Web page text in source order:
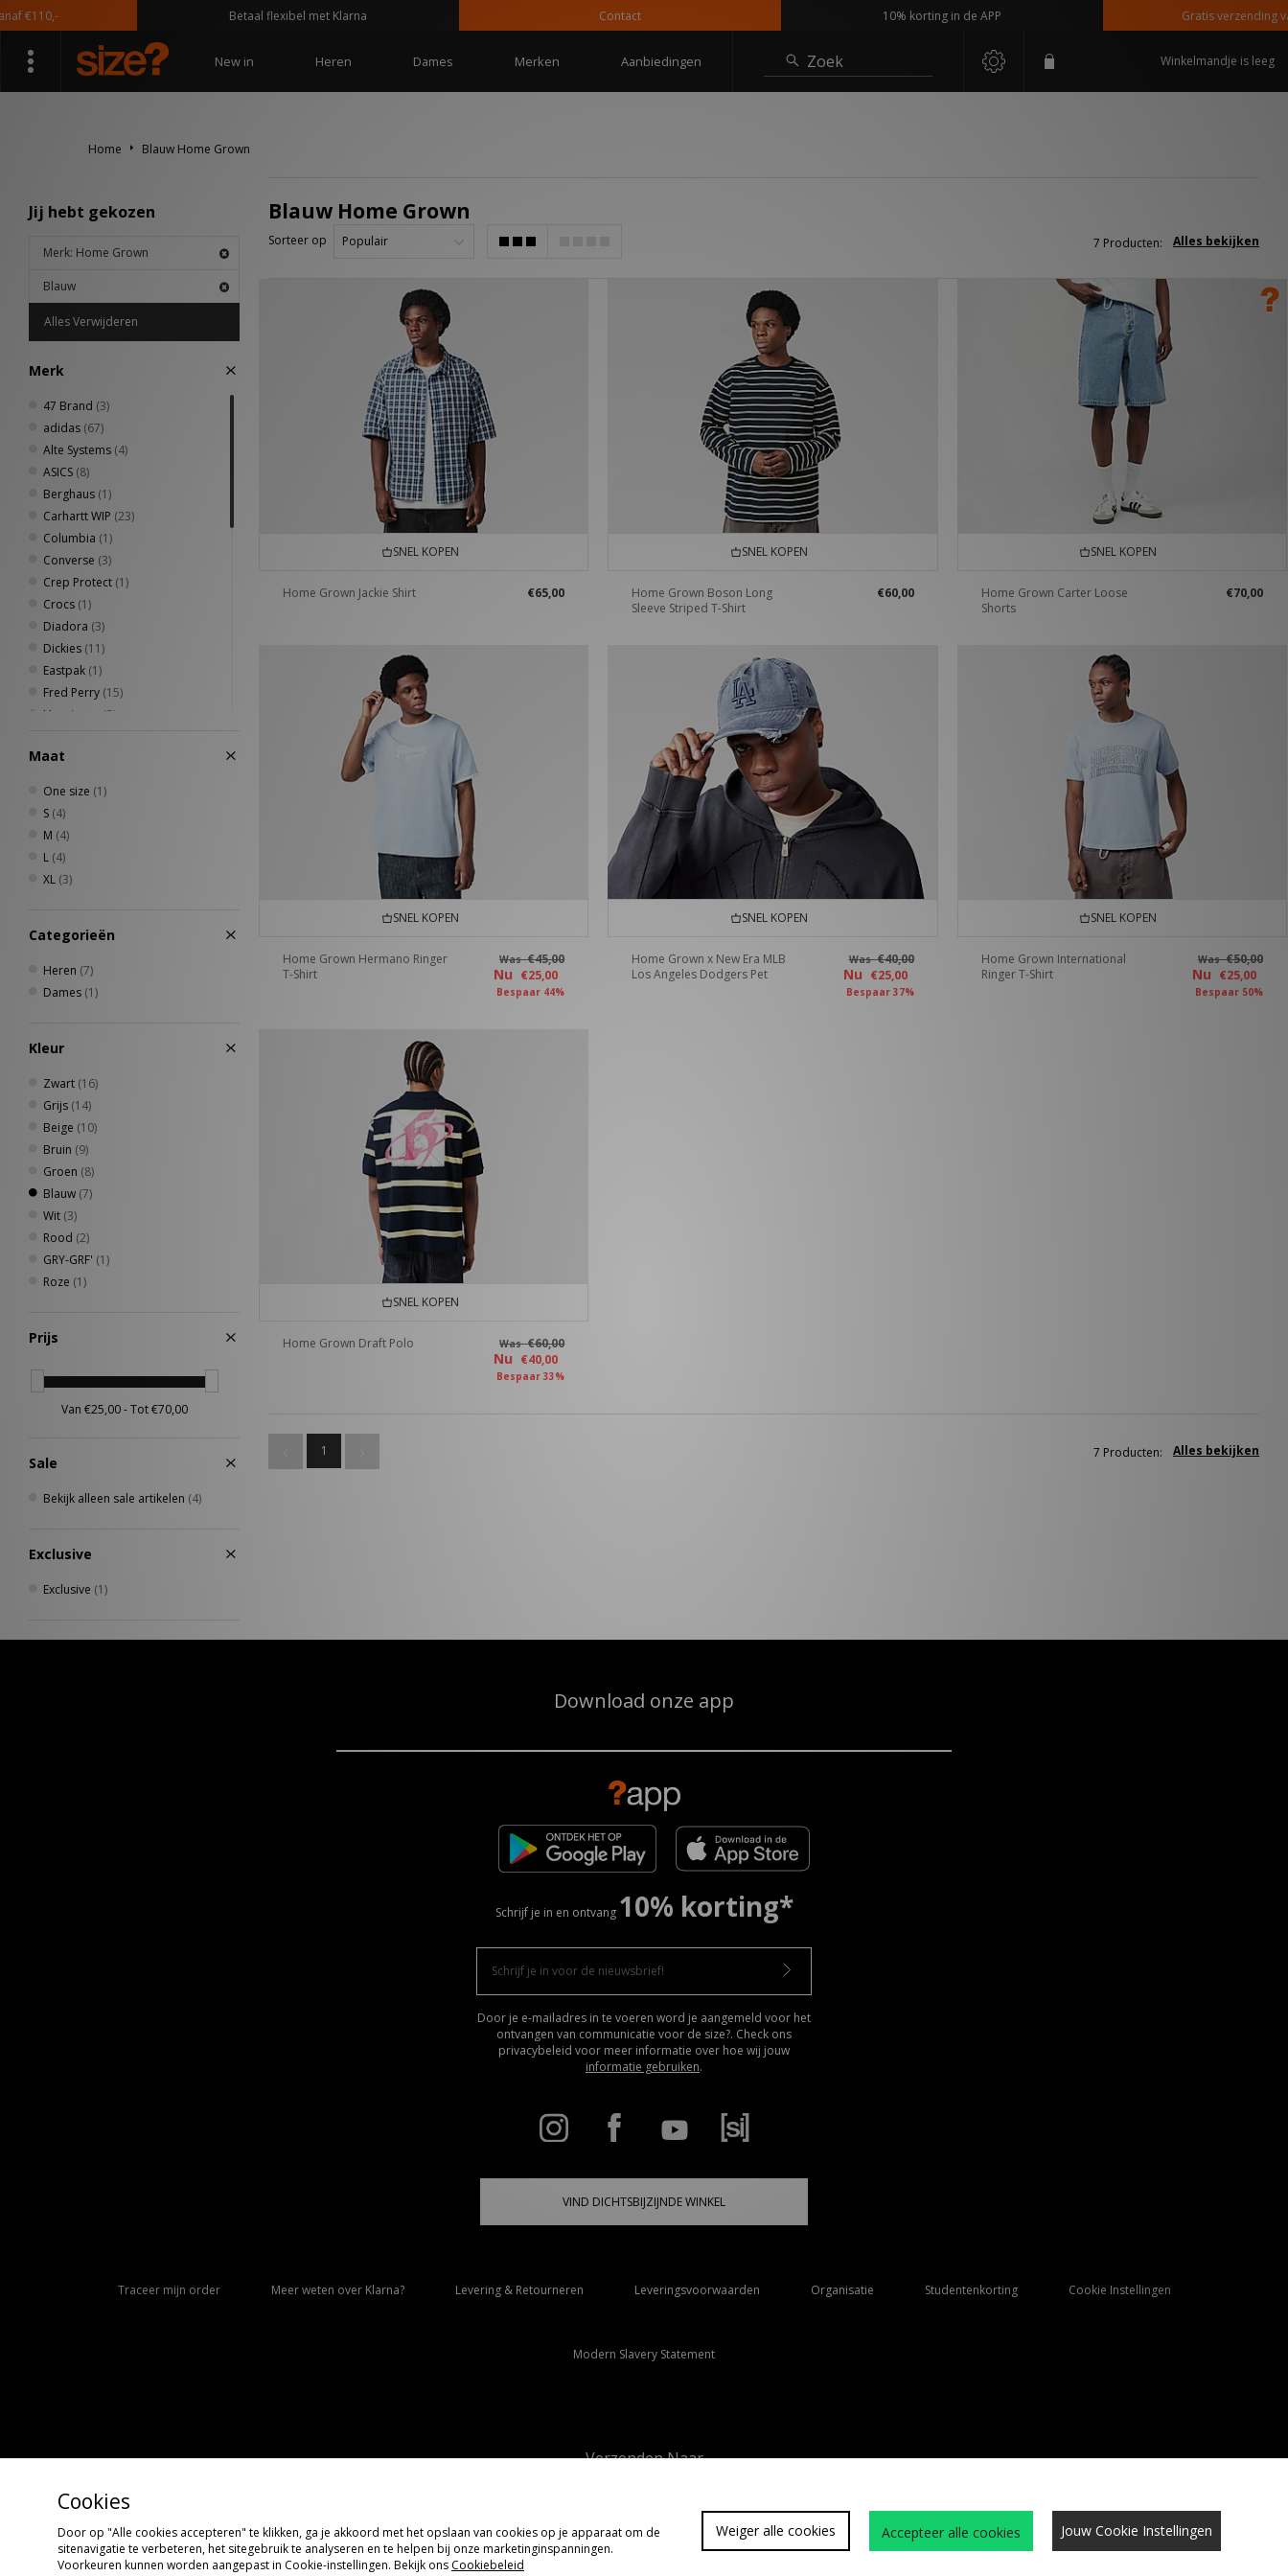
Betaal flexibel met Klarna Contact 10% korting in de APP Gratis verzending vanaf
New in Heren Dames Merken Aanbiedingen Zoek Winkelmandje is leeg
Home Blauw Home Grown
Jij hebt gekozen
Merk: Home Grown
Blauw
Alles Verwijderen
Merk
47 Brand (3)
adidas (67)
Alte Systems (4)
ASICS (8)
Berghaus (1)
Carhartt WIP (23)
Columbia (1)
Converse (3)
Crep Protect (1)
Crocs (1)
Diadora (3)
Dickies (11)
Eastpak (1)
Fred Perry (15)
Havaianas
(2)
HOKA
(5)
Medicom
New Balance
New Era
Nike (21)
PUMA(2)
Saucony (2)
Sergio Tacchini
Umbro
VISIT (3)
Von Dutch
XLARGE (1)
Maat
One size (1)
S (4)
M (4)
L (4)
XL (3)
Categorieën
Heren (7)
Dames (1)
Kleur
Zwart (16)
Grijs (14)
Beige (10)
Bruin (9)
Groen (8)
Blauw (7)
Wit (3)
Rood (2)
GRY-GRF' (1)
Roze (1)
Prijs
Sale
Bekijk alleen sale artikelen (4)
Exclusive
Exclusive (1)
Blauw Home Grown
Sorteer op Alles bekijken
7 Producten:
SNEL KOPEN
Home Grown Jackie Shirt €65,00
SNEL KOPEN
Home Grown Boson Long
Sleeve Striped T-Shirt
€60,00
SNEL KOPEN
Home Grown Carter Loose
Shorts
€70,00
SNEL KOPEN
Home Grown Hermano Ringer
T-Shirt
Was€45,00
Nu €25,00
Bespaar 44%
SNEL KOPEN
Home Grown x New Era MLB
Los Angeles Dodgers Pet
Was€40,00
Nu €25,00
Bespaar 37%
SNEL KOPEN
Home Grown International
Ringer T-Shirt
Was€50,00
Nu €25,00
Bespaar 50%
SNEL KOPEN
Home Grown Draft Polo Was€60,00
Nu €40,00
Bespaar 33%
1 Alles bekijken
7 Producten:
Download onze app
Schrijf je in en ontvang 10% korting*
Door je e-mailadres in te voeren word je aangemeld voor het
ontvangen van communicatie voor de size?. Check ons
privacybeleid voor meer informatie over hoe wij jouw
informatie gebruiken.
VIND DICHTSBIJZIJNDE WINKEL
Traceer mijn order Meer weten over Klarna? Levering & Retourneren Leveringsvoorwaarden Organisatie Studentenkorting Cookie Instellingen
Modern Slavery Statement
Verzenden Naar
Algemene Voorwaarden Cookies Site beveiliging
Copyright © 2026 size?, Alle rechten voorbehouden
Cookies
Door op "Alle cookies accepteren" te klikken, ga je akkoord met het opslaan van cookies op je apparaat om de
sitenavigatie te verbeteren, het sitegebruik te analyseren en te helpen bij onze marketinginspanningen.
Voorkeuren kunnen worden aangepast in Cookie-instellingen. Bekijk ons Cookiebeleid
Jouw Cookie Instellingen
Accepteer alle cookies
Weiger alle cookies